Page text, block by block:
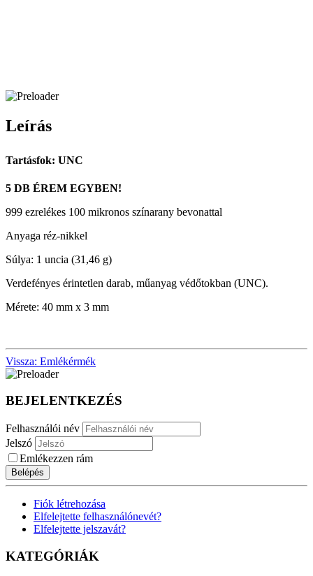
Leírás
Tartásfok: UNC
5 DB ÉREM EGYBEN!
999 ezrelékes 100 mikronos színarany bevonattal
Anyaga réz-nikkel
Súlya: 1 uncia (31,46 g)
Verdefényes érintetlen darab, műanyag védőtokban (UNC).
Mérete: 40 mm x 3 mm
Vissza: Emlékérmék
BEJELENTKEZÉS
Felhasználói név
Jelszó
Emlékezzen rám
Belépés
Fiók létrehozása
Elfelejtette felhasználónevét?
Elfelejtette jelszavát?
KATEGÓRIÁK